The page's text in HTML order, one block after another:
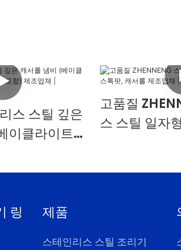
스 스틸 깊은
이클라이트
고품질
스 스틸 일자
링
제품
스테인리스 스틸 조리기